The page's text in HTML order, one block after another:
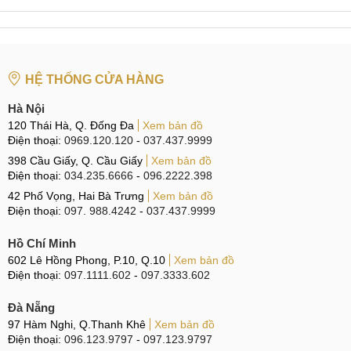
Người dùng có thể lựa chọn trong hai phiên bản bộ nhớ: 12-
nhiệm và lưu trữ lâu dài, đảm bảo hiệu năng ổn định và
mượt mà trong nhiều năm mà không lo bị lỗi thời.
So sánh POCO X8 Pro Max
Chúng ta sẽ cùng so sánh chiếc POCO X8 Pro Max với các
mẫu điện thoại khác của thế hệ tiền nhiệm, hoặc cùng ra
mắt trong sự kiện, qua có mang lại cái nhìn khách quan hơn.
So sánh POCO X8 Pro Max vs POCO X8 Pro
Ra mắt trong cùng sự kiện của Xiaomi, POCO X8 Pro nổi
bật với lợi thế giá bán thấp hơn khoảng 6 triệu VNĐ, cùng
hoặc những ai ưa thích điện thoại dễ cầm nắm.
HỆ THỐNG CỬA HÀNG
Hà Nội
120 Thái Hà, Q. Đống Đa
Xem bản đồ
Điện thoại: 0969.120.120 - 037.437.9999
398 Cầu Giấy, Q. Cầu Giấy
Xem bản đồ
Điện thoại: 034.235.6666 - 096.2222.398
42 Phố Vọng, Hai Bà Trưng
Xem bản đồ
Điện thoại: 097. 988.4242 - 037.437.9999
Hồ Chí Minh
602 Lê Hồng Phong, P.10, Q.10
Xem bản đồ
Điện thoại: 097.1111.602 - 097.3333.602
Đà Nẵng
97 Hàm Nghi, Q.Thanh Khê
Xem bản đồ
Điện thoại: 096.123.9797 - 097.123.9797